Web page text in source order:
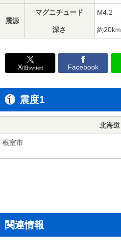
震源
マグニチュード M4.2
深さ 約20km
X(旧twitter) Facebook
震度1
北海道
根室市
関連情報